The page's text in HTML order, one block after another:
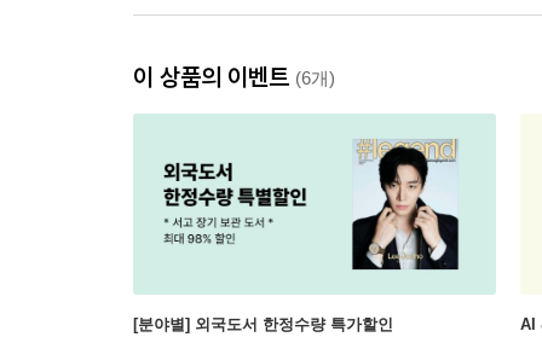
이 상품의 이벤트 (6개)
[분야별] 외국도서 한정수량 특가할인
AI